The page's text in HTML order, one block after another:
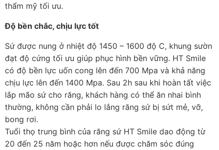
thẩm mỹ tối ưu.
Độ bền chắc, chịu lực tốt
Sứ được nung ở nhiệt độ 1450 – 1600 độ C, khung sườn
đạt độ cứng tối ưu giúp phục hình bền vững. HT Smile
có độ bền lực uốn cong lên đến 700 Mpa và khả năng
chịu lực lên đến 1400 Mpa. Sau 2h sau khi hoàn tất việc
lắp mão sứ cho răng, khách hàng có thể ăn nhai bình
thường, không cần phải lo lắng răng sứ bị sứt mẻ, vỡ,
bong rơi.
Tuổi thọ trung bình của răng sứ HT Smile dao động từ
20 đến 25 năm hoặc hơn nếu được chăm sóc đúng